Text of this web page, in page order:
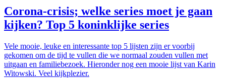
Corona-crisis; welke series moet je gaan
kijken? Top 5 koninklijke series
Vele mooie, leuke en interessante top 5 lijsten zijn er voorbij
gekomen om de tijd te vullen die we normaal zouden vullen met
uitgaan en familiebezoek. Hieronder nog een mooie lijst van Karin
Witowski. Veel kijkplezier.